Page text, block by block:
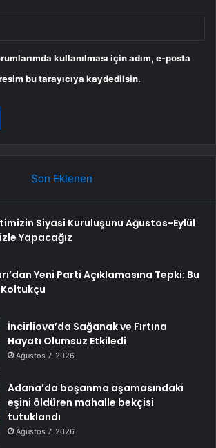
kullanılması için adım, e-posta
bu tarayıcıya kaydedilsin.
Son Eklenen
Siyasi Kuruluşunu Ağustos-Eylül
Yapacağız
Yeni Parti Açıklamasına Tepki: Bu
İncirliova’da Sağanak ve Fırtına
Hayatı Olumsuz Etkiledi
Ağustos 7, 2026
Adana’da boşanma aşamasındaki
eşini öldüren mahalle bekçisi
tutuklandı
Ağustos 7, 2026